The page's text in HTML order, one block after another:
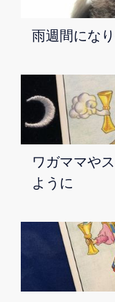
雨週間になり
ワガママや
ように